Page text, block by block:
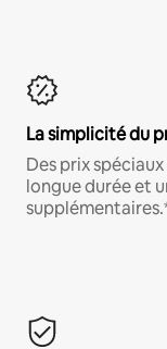
La simplicité du
Des prix
longue durée et